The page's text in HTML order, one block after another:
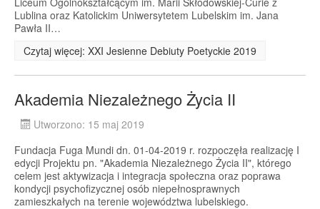
Lublina oraz Katolickim Uniwersytetem Lubelskim im. Jana
Pawła II…
Czytaj więcej: XXI Jesienne Debiuty Poetyckie 2019
Akademia Niezależnego Życia II
Utworzono: 15 maj 2019
Fundacja Fuga Mundi dn. 01-04-2019 r. rozpoczęła realizację I
edycji Projektu pn. "Akademia Niezależnego Życia II", którego
celem jest aktywizacja i integracja społeczna oraz poprawa
kondycji psychofizycznej osób niepełnosprawnych
zamieszkałych na terenie województwa lubelskiego.